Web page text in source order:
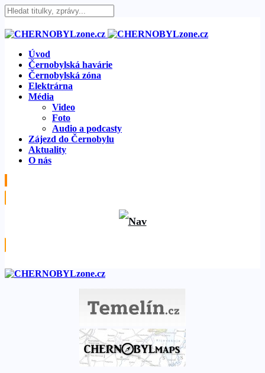
Úvod
Černobylská havárie
Černobylská zóna
Elektrárna
Média
Video
Foto
Audio a podcasty
Zájezd do Černobylu
Aktuality
O nás